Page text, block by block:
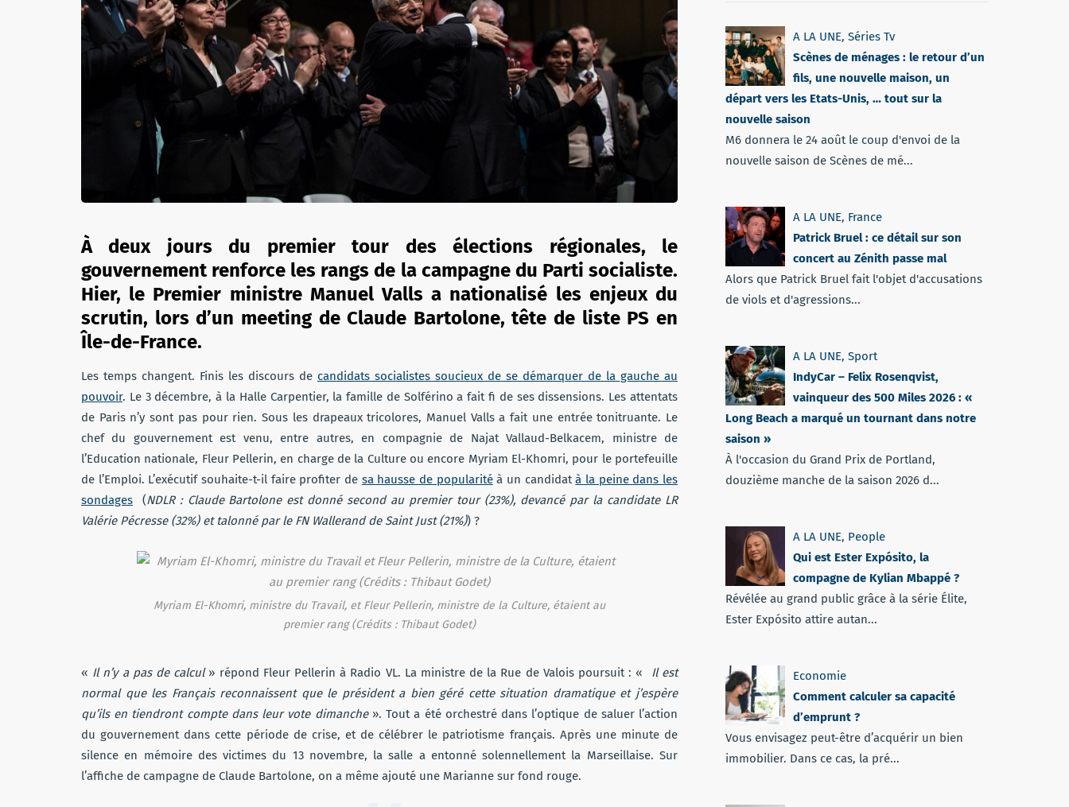
À deux jours du premier tour des élections régionales, le
gouvernement renforce les rangs de la campagne du Parti socialiste.
Hier, le Premier ministre Manuel Valls a nationalisé les enjeux du
scrutin, lors d’un meeting de Claude Bartolone, tête de liste PS en
Île-de-France.
Les temps changent. Finis les discours de candidats socialistes soucieux de se démarquer de la gauche au
pouvoir. Le 3 décembre, à la Halle Carpentier, la famille de Solférino a fait fi de ses dissensions. Les attentats
de Paris n’y sont pas pour rien. Sous les drapeaux tricolores, Manuel Valls a fait une entrée tonitruante. Le
chef du gouvernement est venu, entre autres, en compagnie de Najat Vallaud-Belkacem, ministre de
l’Education nationale, Fleur Pellerin, en charge de la Culture ou encore Myriam El-Khomri, pour le portefeuille
de l’Emploi. L’exécutif souhaite-t-il faire profiter de sa hausse de popularitéà un candidatà la peine dans les
sondages (NDLR: Claude Bartolone est donné second au premier tour (23%), devancé par la candidate LR
Valérie Pécresse (32%) et talonné par le FN Wallerand de Saint Just (21%)) ?
Myriam El-Khomri, ministre du Travail, et Fleur Pellerin, ministre de la Culture, étaient au
premier rang (Crédits : Thibaut Godet)
« Il n’y a pas de calcul » répond Fleur Pellerin à Radio VL. La ministre de la Rue de Valois poursuit : «
Il est
normal que les Français reconnaissent que le président a bien géré cette situation dramatique et j’espère
qu’ils en tiendront compte dans leur vote dimanche ». Tout a été orchestré dans l’optique de saluer l’action
du gouvernement dans cette période de crise, et de célébrer le patriotisme français. Après une minute de
silence en mémoire des victimes du 13 novembre, la salle a entonné solennellement la Marseillaise. Sur
l’affiche de campagne de Claude Bartolone, on a même ajouté une Marianne sur fond rouge.
A LA UNE, Séries Tv
Scènes de ménages : le retour d’un
fils, une nouvelle maison, un
départ vers les Etats-Unis, … tout sur la
nouvelle saison
M6 donnera le 24 août le coup d'envoi de la
nouvelle saison de Scènes de mé...
A LA UNE, France
Patrick Bruel : ce détail sur son
concert au Zénith passe mal
Alors que Patrick Bruel fait l'objet d'accusations
de viols et d'agressions...
A LA UNE, Sport
IndyCar – Felix Rosenqvist,
vainqueur des 500 Miles 2026 : «
Long Beach a marqué un tournant dans notre
saison »
À l'occasion du Grand Prix de Portland,
douzième manche de la saison 2026 d...
A LA UNE, People
Qui est Ester Expósito, la
compagne de Kylian Mbappé ?
Révélée au grand public grâce à la série Élite,
Ester Expósito attire autan...
Economie
Comment calculer sa capacité
d’emprunt ?
Vous envisagez peut-être d’acquérir un bien
immobilier. Dans ce cas, la pré...